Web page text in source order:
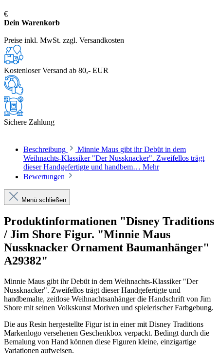
€
Dein Warenkorb
Preise inkl. MwSt. zzgl. Versandkosten
Kostenloser Versand ab 80,- EUR
Sichere Zahlung
Beschreibung
Minnie Maus gibt ihr Debüt in dem
Weihnachts-Klassiker "Der Nussknacker". Zweifellos trägt
dieser Handgefertigte und handbem… Mehr
Bewertungen
Menü schließen
Produktinformationen "Disney Traditions
/ Jim Shore Figur. "Minnie Maus
Nussknacker Ornament Baumanhänger"
A29382"
Minnie Maus gibt ihr Debüt in dem Weihnachts-Klassiker "Der
Nussknacker". Zweifellos trägt dieser Handgefertigte und
handbemalte, zeitlose Weihnachtsanhänger die Handschrift von Jim
Shore mit seinen Volkskunst Moriven und spielerischer Farbgebung.
Die aus Resin hergestellte Figur ist in einer mit Disney Traditions
Markenlogo versehenen Geschenkbox verpackt. Bedingt durch die
Bemalung von Hand können diese Figuren kleine, einzigartige
Variationen aufweisen.